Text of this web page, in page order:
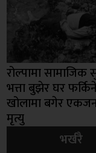
रोल्पामा सामाजिक
भत्ता बुझेर घर
खोलामा बगेर
मृत्यु
भर्खरै